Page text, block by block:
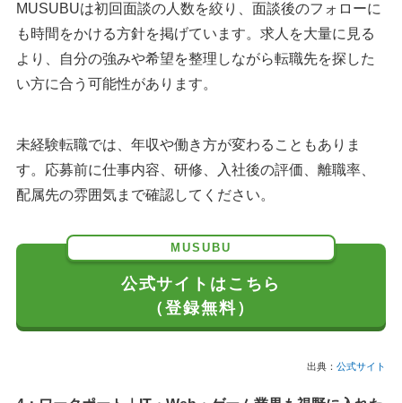
MUSUBUは初回面談の人数を絞り、面談後のフォローに
も時間をかける方針を掲げています。求人を大量に見る
より、自分の強みや希望を整理しながら転職先を探した
い方に合う可能性があります。
未経験転職では、年収や働き方が変わることもありま
す。応募前に仕事内容、研修、入社後の評価、離職率、
配属先の雰囲気まで確認してください。
MUSUBU
公式サイトはこちら
（登録無料）
出典： 公式サイト